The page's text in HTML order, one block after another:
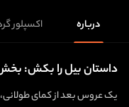
درباره اکسپلور
داستان بیل را بکش: بخش
یک عروس بعد از کمای طولانی،